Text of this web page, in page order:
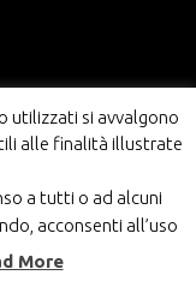
utilizzati si avvalgono
alle finalità illustrate
a tutti o ad alcuni
acconsenti all’uso
More